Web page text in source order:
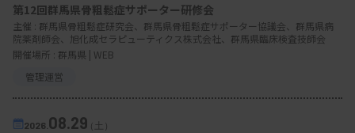
第12回群馬県骨粗鬆症サポーター研修会
主催 : 群馬県骨粗鬆症研究会、群馬県骨粗鬆症サポーター協議会、群馬県病
院薬剤師会、旭化成セラピューティクス株式会社、群馬県臨床検査技師会
開催場所 : 群馬県 | WEB
管理運営
2026. 08.29 （土）